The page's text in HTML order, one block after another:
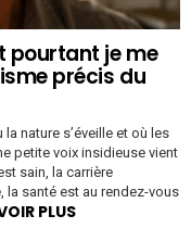
pourtant je me
précis du
nature s’éveille et où les
petite voix insidieuse vient
sain, la carrière
la santé est au rendez-vous
PLUS